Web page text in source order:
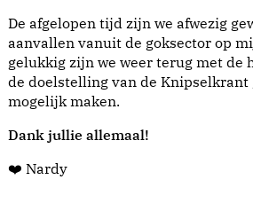
De afgelopen tijd zijn we afwezig
aanvallen vanuit de goksector op
gelukkig zijn we weer terug met de
de doelstelling van de Knipselkrant
mogelijk maken.
Dank jullie allemaal!
❤️ Nardy